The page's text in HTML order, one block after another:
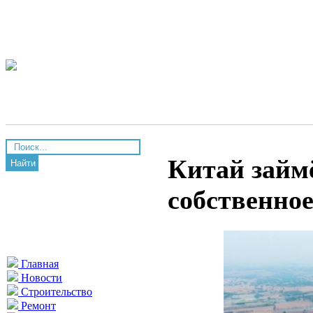
Найти
Главная
Новости
Строительство
Ремонт
Китай